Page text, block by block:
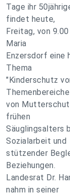
Tage ihr
findet heute,
Freitag, von
Maria
Enzersdorf eine
Thema
"Kinderschutz
von
frühen
Säuglingsalters
Sozialarbeit und
stützender
Beziehungen.
Landesrat Dr.
nahm in seiner